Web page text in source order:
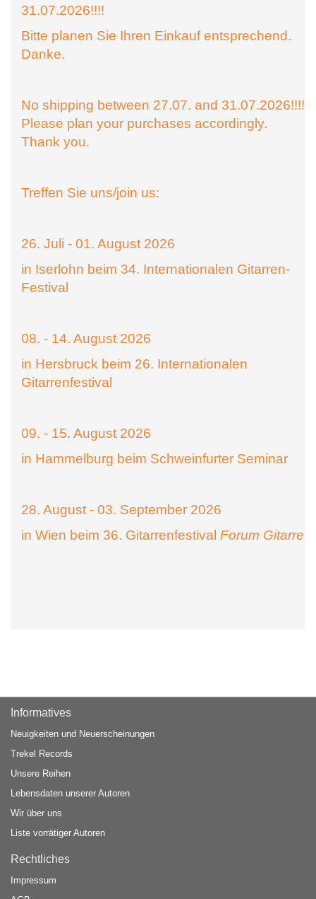
31.07.2026!!!!
Bitte planen Sie Ihren Einkauf entsprechend.
Danke.
No shipping between 27.07. and 31.07.2026!!!!
Please plan your purchases accordingly.
Thank you.
Treffen Sie uns/join us:
26. Juli - 01. August 2026
in Iserlohn beim 34. Internationalen Gitarren-
Festival
08. - 14. August 2026
in Hersbruck beim 26. Internationalen
Gitarrenfestival
09. - 15. August 2026
in Hammelburg beim Schweinfurter Seminar
28. August - 03. September 2026
in Wien beim 36. Gitarrenfestival Forum Gitarre
Informatives
Neuigkeiten und Neuerscheinungen
Trekel Records
Unsere Reihen
Lebensdaten unserer Autoren
Wir über uns
Liste vorrätiger Autoren
Rechtliches
Impressum